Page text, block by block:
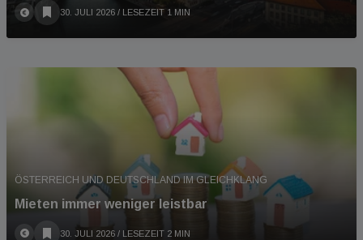
30. JULI 2026 / LESEZEIT 1 MIN
ÖSTERREICH UND DEUTSCHLAND IM GLEICHKLANG
Mieten immer weniger leistbar
30. JULI 2026 / LESEZEIT 2 MIN